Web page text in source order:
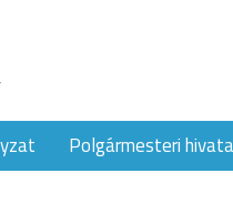
Polgármesteri